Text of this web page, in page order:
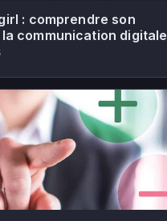
: comprendre son
communication digitale